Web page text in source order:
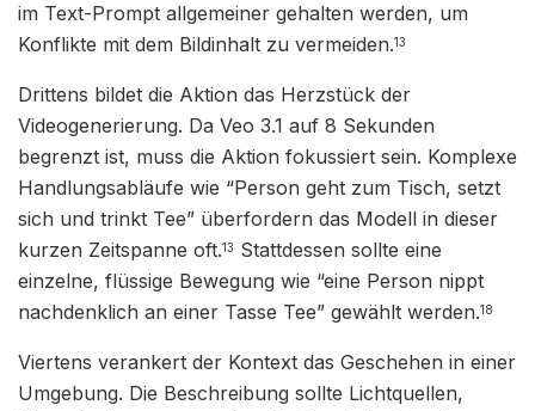
im Text-Prompt allgemeiner gehalten werden, um
Konflikte mit dem Bildinhalt zu vermeiden.13
Drittens bildet die Aktion das Herzstück der
Videogenerierung. Da Veo 3.1 auf 8 Sekunden
begrenzt ist, muss die Aktion fokussiert sein. Komplexe
Handlungsabläufe wie “Person geht zum Tisch, setzt
sich und trinkt Tee” überfordern das Modell in dieser
kurzen Zeitspanne oft.13 Stattdessen sollte eine
einzelne, flüssige Bewegung wie “eine Person nippt
nachdenklich an einer Tasse Tee” gewählt werden.18
Viertens verankert der Kontext das Geschehen in einer
Umgebung. Die Beschreibung sollte Lichtquellen,